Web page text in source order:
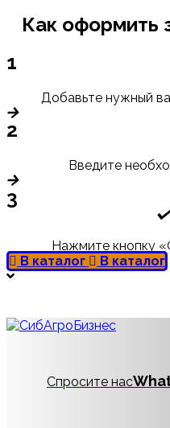
Как оформить
1
Добавьте нужный
2
Введите
3
Нажмите кнопку
В каталог
В каталог
Спросите нас